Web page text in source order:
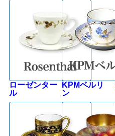
ローゼンター
ル
KPMベルリ
ン